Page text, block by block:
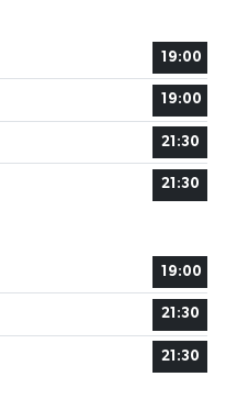
19:00
19:00
21:30
21:30
19:00
21:30
21:30